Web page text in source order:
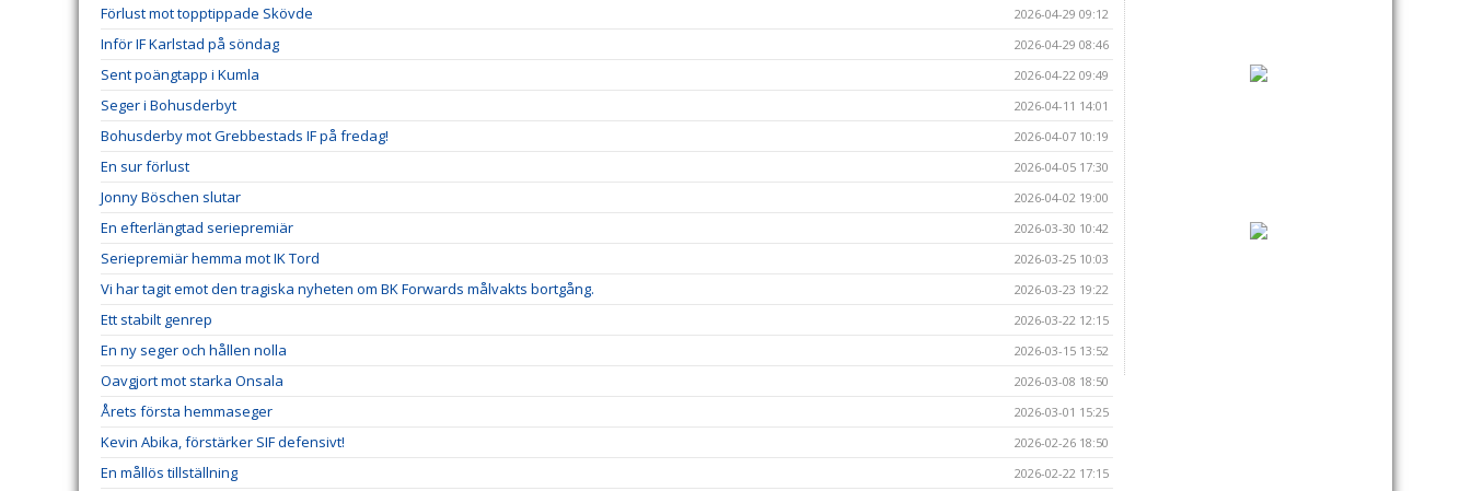
Förlust mot topptippade Skövde 2026-04-29 09:12
Inför IF Karlstad på söndag 2026-04-29 08:46
Sent poängtapp i Kumla 2026-04-22 09:49
Seger i Bohusderbyt 2026-04-11 14:01
Bohusderby mot Grebbestads IF på fredag! 2026-04-07 10:19
En sur förlust 2026-04-05 17:30
Jonny Böschen slutar 2026-04-02 19:00
En efterlängtad seriepremiär 2026-03-30 10:42
Seriepremiär hemma mot IK Tord 2026-03-25 10:03
Vi har tagit emot den tragiska nyheten om BK Forwards målvakts bortgång. 2026-03-23 19:22
Ett stabilt genrep 2026-03-22 12:15
En ny seger och hållen nolla 2026-03-15 13:52
Oavgjort mot starka Onsala 2026-03-08 18:50
Årets första hemmaseger 2026-03-01 15:25
Kevin Abika, förstärker SIF defensivt! 2026-02-26 18:50
En mållös tillställning 2026-02-22 17:15